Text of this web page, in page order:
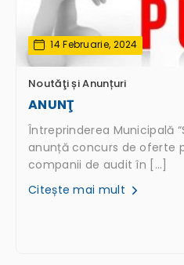
14 Februarie, 2024
Noutăţi și Anunțuri
ANUNŢ
Întreprinderea Municipală
anunță concurs de oferte
companii de audit în […]
Citește mai mult